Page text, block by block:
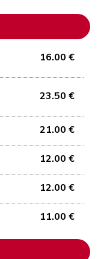
16.00 €
23.50 €
21.00 €
12.00 €
12.00 €
11.00 €